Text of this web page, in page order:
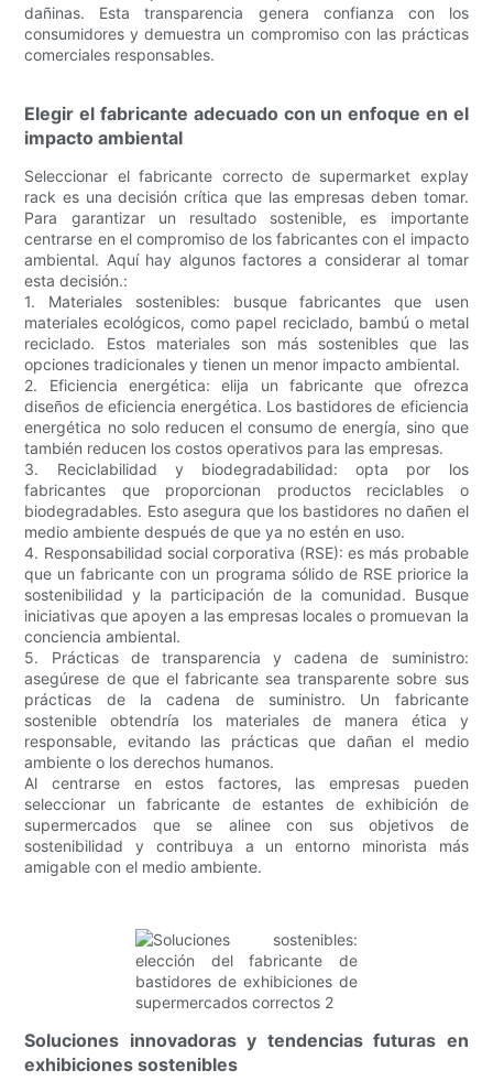
dañinas. Esta transparencia genera confianza con los
consumidores y demuestra un compromiso con las prácticas
comerciales responsables.
Elegir el fabricante adecuado con un enfoque en el
impacto ambiental
Seleccionar el fabricante correcto de supermarket explay
rack es una decisión crítica que las empresas deben tomar.
Para garantizar un resultado sostenible, es importante
centrarse en el compromiso de los fabricantes con el impacto
ambiental. Aquí hay algunos factores a considerar al tomar
esta decisión.:
1. Materiales sostenibles: busque fabricantes que usen
materiales ecológicos, como papel reciclado, bambú o metal
reciclado. Estos materiales son más sostenibles que las
opciones tradicionales y tienen un menor impacto ambiental.
2. Eficiencia energética: elija un fabricante que ofrezca
diseños de eficiencia energética. Los bastidores de eficiencia
energética no solo reducen el consumo de energía, sino que
también reducen los costos operativos para las empresas.
3. Reciclabilidad y biodegradabilidad: opta por los
fabricantes que proporcionan productos reciclables o
biodegradables. Esto asegura que los bastidores no dañen el
medio ambiente después de que ya no estén en uso.
4. Responsabilidad social corporativa (RSE): es más probable
que un fabricante con un programa sólido de RSE priorice la
sostenibilidad y la participación de la comunidad. Busque
iniciativas que apoyen a las empresas locales o promuevan la
conciencia ambiental.
5. Prácticas de transparencia y cadena de suministro:
asegúrese de que el fabricante sea transparente sobre sus
prácticas de la cadena de suministro. Un fabricante
sostenible obtendría los materiales de manera ética y
responsable, evitando las prácticas que dañan el medio
ambiente o los derechos humanos.
Al centrarse en estos factores, las empresas pueden
seleccionar un fabricante de estantes de exhibición de
supermercados que se alinee con sus objetivos de
sostenibilidad y contribuya a un entorno minorista más
amigable con el medio ambiente.
Soluciones innovadoras y tendencias futuras en
exhibiciones sostenibles